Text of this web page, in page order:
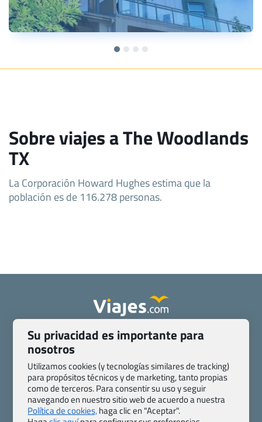
Sobre viajes a The Woodlands
TX
La Corporación Howard Hughes estima que la
población es de 116.278 personas.
Quienes somos
Contacto
Pasaporte, Visado, Salud y otras disposiciones específicas
Blog de Viajes.com
Registro de agencias
Preguntas frecuentes
Condiciones generales
Política de privacidad y cookies
Transparencia
Todas las páginas – sitemap
Su privacidad es importante para
nosotros
Utilizamos cookies (y tecnologías similares de tracking)
para propósitos técnicos y de marketing, tanto propias
como de terceros. Para consentir su uso y seguir
navegando en nuestro sitio web de acuerdo a nuestra
Política de cookies,haga clic en "Aceptar".